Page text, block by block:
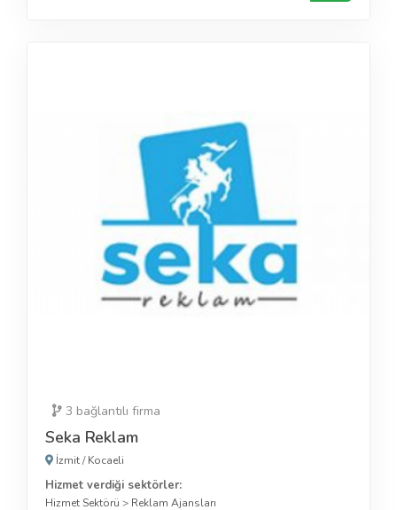
3 bağlantılı firma
Seka Reklam
İzmit/Kocaeli
Hizmet verdiği sektörler:
Hizmet Sektörü > Reklam Ajansları